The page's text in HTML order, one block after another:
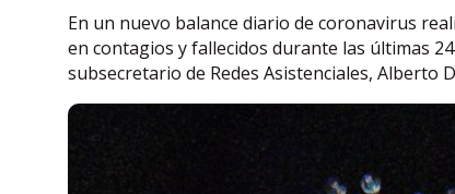
En un nuevo balance diario de coronavirus
en contagios y fallecidos durante las últimas
subsecretario de Redes Asistenciales, Alberto